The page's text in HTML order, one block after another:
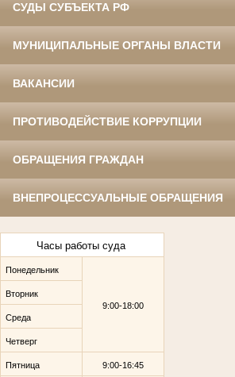
СУДЫ СУБЪЕКТА РФ
МУНИЦИПАЛЬНЫЕ ОРГАНЫ ВЛАСТИ
ВАКАНСИИ
ПРОТИВОДЕЙСТВИЕ КОРРУПЦИИ
ОБРАЩЕНИЯ ГРАЖДАН
ВНЕПРОЦЕССУАЛЬНЫЕ ОБРАЩЕНИЯ
Часы работы суда
Понедельник
9:00-18:00
Вторник
Среда
Четверг
Пятница 9:00-16:45